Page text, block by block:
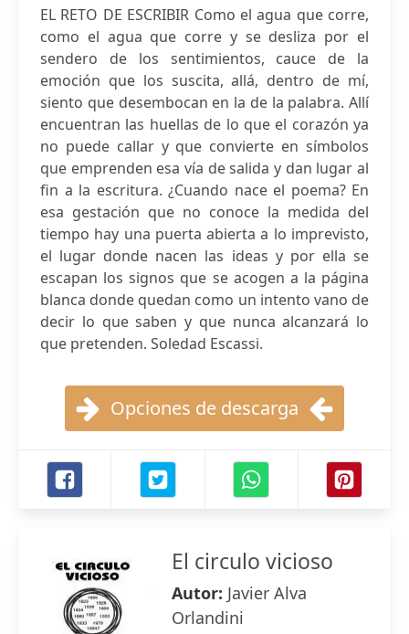
EL RETO DE ESCRIBIR Como el agua que corre,
como el agua que corre y se desliza por el
sendero de los sentimientos, cauce de la
emoción que los suscita, allá, dentro de mí,
siento que desembocan en la de la palabra. Allí
encuentran las huellas de lo que el corazón ya
no puede callar y que convierte en símbolos
que emprenden esa vía de salida y dan lugar al
fin a la escritura. ¿Cuando nace el poema? En
esa gestación que no conoce la medida del
tiempo hay una puerta abierta a lo imprevisto,
el lugar donde nacen las ideas y por ella se
escapan los signos que se acogen a la página
blanca donde quedan como un intento vano de
decir lo que saben y que nunca alcanzará lo
que pretenden. Soledad Escassi.
Opciones de descarga
El circulo vicioso
Autor: Javier Alva
Orlandini